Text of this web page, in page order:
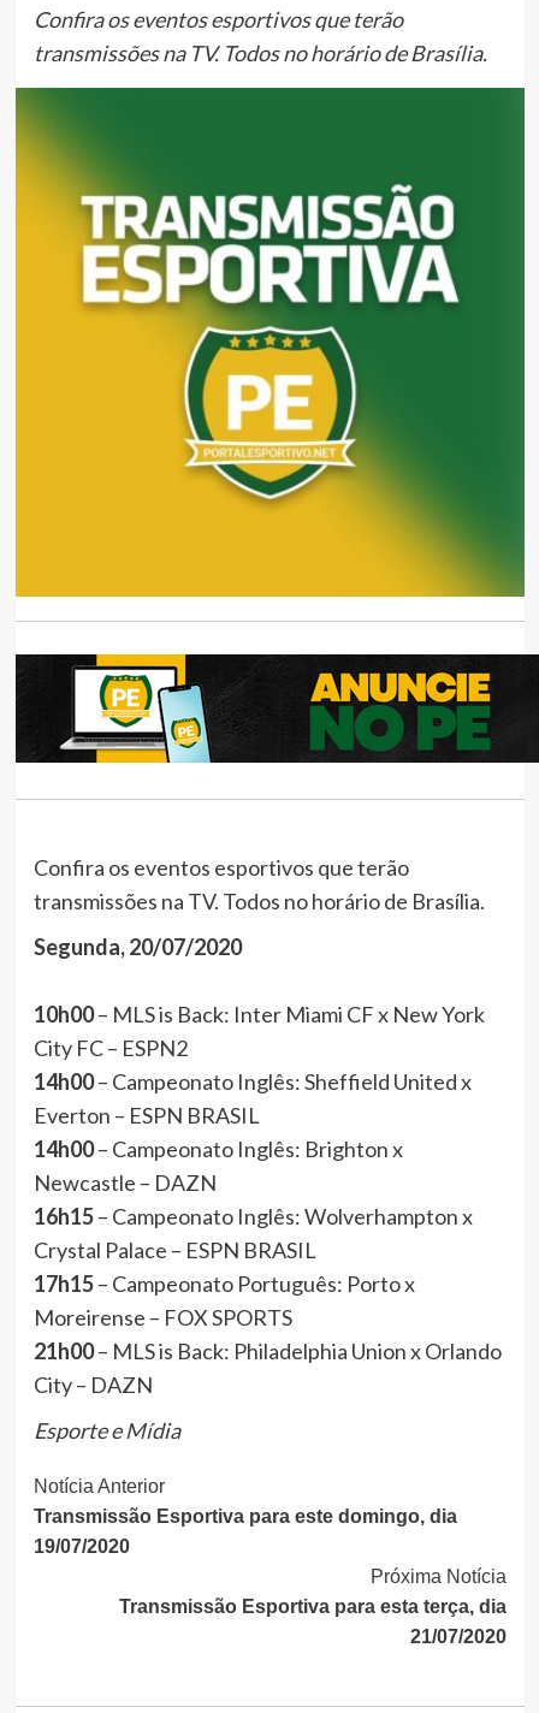
Confira os eventos esportivos que terão
transmissões na TV. Todos no horário de Brasília.
Confira os eventos esportivos que terão
transmissões na TV. Todos no horário de Brasília.
Segunda, 20/07/2020
10h00– MLS is Back: Inter Miami CF x New York
City FC – ESPN2
14h00– Campeonato Inglês: Sheffield United x
Everton – ESPN BRASIL
14h00– Campeonato Inglês: Brighton x
Newcastle – DAZN
16h15– Campeonato Inglês: Wolverhampton x
Crystal Palace – ESPN BRASIL
17h15– Campeonato Português: Porto x
Moreirense – FOX SPORTS
21h00– MLS is Back: Philadelphia Union x Orlando
City – DAZN
Esporte e Mídia
Continue
Lendo
Notícia Anterior
Transmissão Esportiva para este domingo, dia
19/07/2020
Próxima Notícia
Transmissão Esportiva para esta terça, dia
21/07/2020